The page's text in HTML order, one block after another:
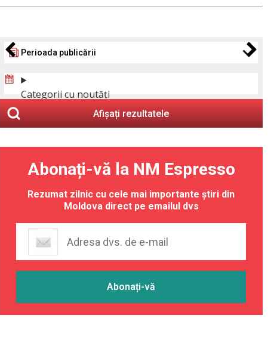
Perioada publicării
Categorii cu noutăți
Afișați rezultatele
Abonați-vă la NM Espresso
Rezumat zilnic cu cele mai importante știri din
Moldova direct pe emailul dvs